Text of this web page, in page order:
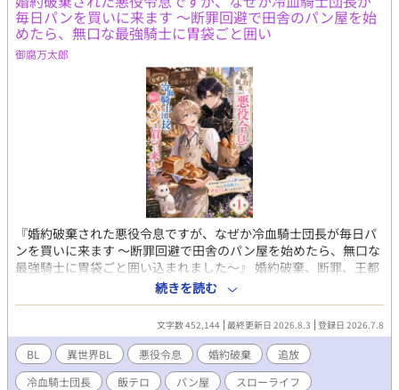
の医療と己の運命を変えていく。 【第二部】 帝国の常識を覆す事
件を解決し、第一皇子カイラスとの婚約も決まったジゼル。カー
ネリア家の名誉も回復し、ようやく平穏な日々が訪れる――はず
だった。 「忙しい！ とにかく時間がない！！」 診療所、アカデ
ミー、医療改革、研究、そして皇太子妃教育。カイラスとの甘い
婚約生活どころか、ゆっくり会う時間すらない。側妃の座を狙う
貴族たちの思惑や新聞社の誹謗中傷にも振り回され、慌ただしい
毎日を送っていた。 「すごーい、お仕事熱心なんですね。僕だっ
たらカイラス様より優先することなんてないけどな」 そんなな
か、「聖女の生まれ変わり」を名乗る美しい少年ルカ・アステル
が現れ、カイラスへ異常な執着を見せ始める。 そして海の向こう
では、一つの事件が静かに動き始めていた。 「これでお前は何者
でもない。窮屈な立場など捨てて俺の番になれ」 医療、政治、恋
愛、そして海を舞台にした新たな冒険。研究一筋の元小児科医
は、大切な人を守るため、再び帝国を揺るがす運命へ飛び込んで
いく。
毎日パンを買いに来ます 〜断罪回避で田舎のパン屋を始
めたら、無口な最強騎士に胃袋ごと囲い
御腐万太郎
『婚約破棄された悪役令息ですが、なぜか冷血騎士団長が毎日パ
ンを買いに来ます 〜断罪回避で田舎のパン屋を始めたら、無口な
最強騎士に胃袋ごと囲い込まれました〜』 婚約破棄、断罪、王都
追放。 公爵令息ノア・ラザフォードは、王宮の夜会で王子からそ
う告げられた瞬間、心の中で歓喜した。 なぜなら彼は、前世の記
憶を持つ転生者。 この世界が乙女ゲームに似ており、自分が“悪
役令息”として破滅する運命だと知っていたからだ。 けれど、王子
への未練など一切ない。 面倒な貴族社会から逃げられるなら、追
放なんてむしろ大歓迎。 「よし、田舎でパン屋をやろう」 そうし
てノアは辺境の町で、小さなパン屋《白猫ベーカリー》を開く。
続きを読む
文字数 452,144 最終更新日 2026.8.3 登録日 2026.7.8
BL 異世界BL 悪役令息 婚約破棄
追放
冷血騎士団長
飯テロ パン屋 スローライフ